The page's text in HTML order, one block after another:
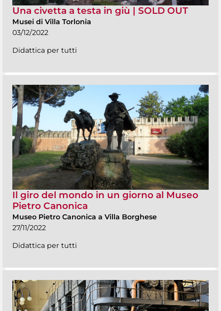
Una civetta a testa in giù | SOLD OUT
Musei di Villa Torlonia
03/12/2022
Didattica per tutti
Il giro del mondo in un giorno al Museo
Pietro Canonica
Museo Pietro Canonica a Villa Borghese
27/11/2022
Didattica per tutti